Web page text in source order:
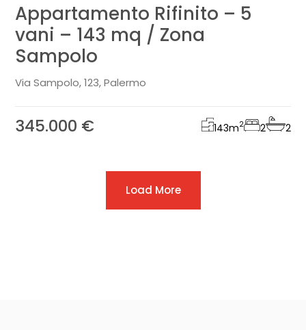
Appartamento Rifinito – 5
vani – 143 mq / Zona
Sampolo
Via Sampolo, 123, Palermo
345.000 € 143m2 2 2
Load More